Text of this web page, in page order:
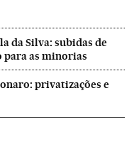
da Silva: subidas de
para as minorias
privatizações e